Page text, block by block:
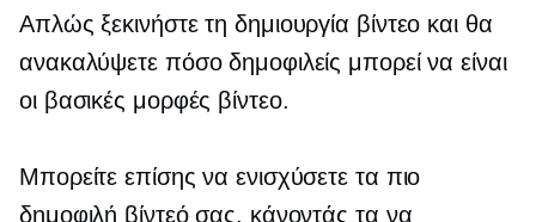
Απλώς ξεκινήστε τη δημιουργία βίντεο και θα
ανακαλύψετε πόσο δημοφιλείς μπορεί να είναι
οι βασικές μορφές βίντεο.
Μπορείτε επίσης να ενισχύσετε τα πιο
δημοφιλή βίντεό σας, κάνοντάς τα να